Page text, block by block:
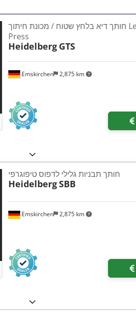
Emskirchen 2,875 km
חותך דיא בלחץ שטוח / מכונת חיתוך Letter
Press
Heidelberg GTS
Emskirchen 2,875 km
חותך תבניות גלילי לדפוס טיפוגרפי
HeidelbergSBB